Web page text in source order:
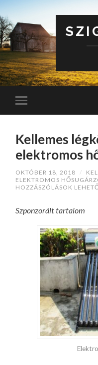
Kellemes
elektromos
OKTÓBER 18, 2018 /
ELEKTROMOS
HOZZÁSZÓLÁSOK
Szponzorált tartalom